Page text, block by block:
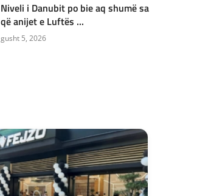
Niveli i Danubit po bie aq shumë sa
që anijet e Luftës ...
gusht 5, 2026